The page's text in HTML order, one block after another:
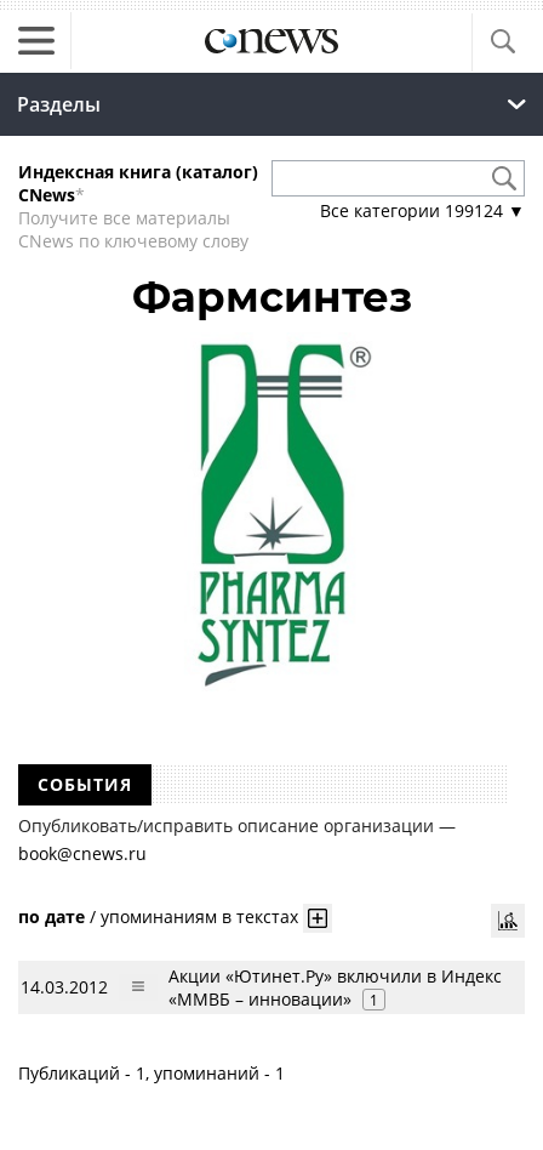
Разделы
Индексная книга (каталог)
CNews*
Получите все материалы
CNews по ключевому слову
Все категории 199124 ▼
Фармсинтез
СОБЫТИЯ
Опубликовать/исправить описание организации —
book@cnews.ru
по дате / упоминаниям в текстах
14.03.2012
Акции «Ютинет.Ру» включили в Индекс
«ММВБ – инновации»
1
Публикаций - 1, упоминаний - 1